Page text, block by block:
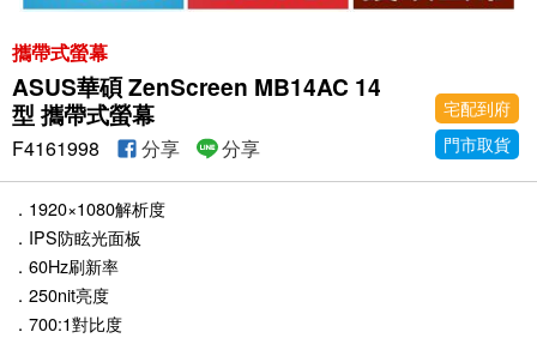
攜帶式螢幕
ASUS華碩 ZenScreen MB14AC 14
型 攜帶式螢幕
宅配到府
門市取貨
F4161998 分享 分享
．1920×1080解析度
．IPS防眩光面板
．60Hz刷新率
．250nit亮度
．700:1對比度